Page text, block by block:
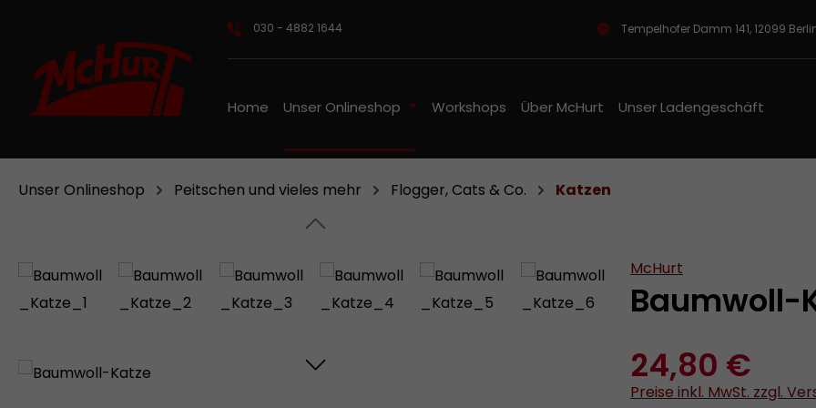
Zur Hauptnavigation springen030 - 4882 1644 Tempelhofer Damm 141, 12099
Home Unser Onlineshop Workshops Über McHurt Unser Ladengeschäft
Unser Onlineshop Peitschen und vieles mehr Flogger, Cats & Co. Katzen
Baumwoll-
McHurt
24,80 €
Preise inkl. MwSt. zzgl.